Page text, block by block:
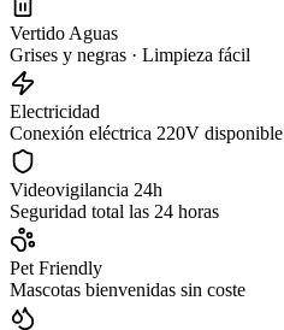
Vertido Aguas
Grises y negras · Limpieza fácil
Electricidad
Conexión eléctrica 220V disponible
Videovigilancia 24h
Seguridad total las 24 horas
Pet Friendly
Mascotas bienvenidas sin coste